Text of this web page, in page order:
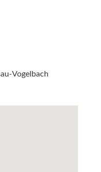
Vogelbach